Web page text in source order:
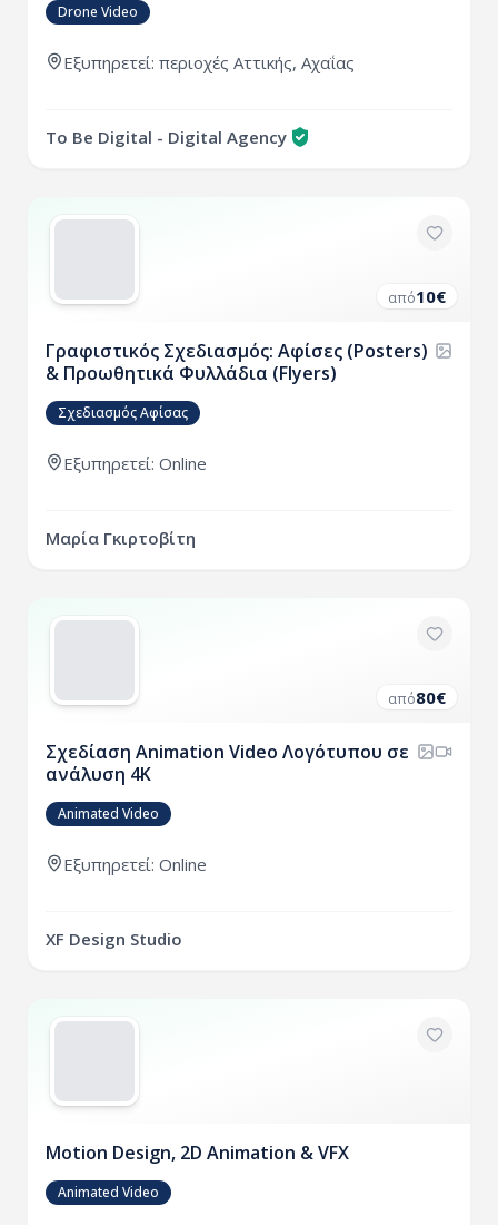
Drone Video
Εξυπηρετεί: περιοχές Αττικής, Αχαΐας
To Be Digital - Digital Agency
από10€
Γραφιστικός Σχεδιασμός: Αφίσες (Posters)
& Προωθητικά Φυλλάδια (Flyers)
Σχεδιασμός Αφίσας
Εξυπηρετεί: Online
Μαρία Γκιρτοβίτη
από80€
Σχεδίαση Animation Video Λογότυπου σε
ανάλυση 4Κ
Animated Video
Εξυπηρετεί: Online
XF Design Studio
Motion Design, 2D Animation & VFX
Animated Video